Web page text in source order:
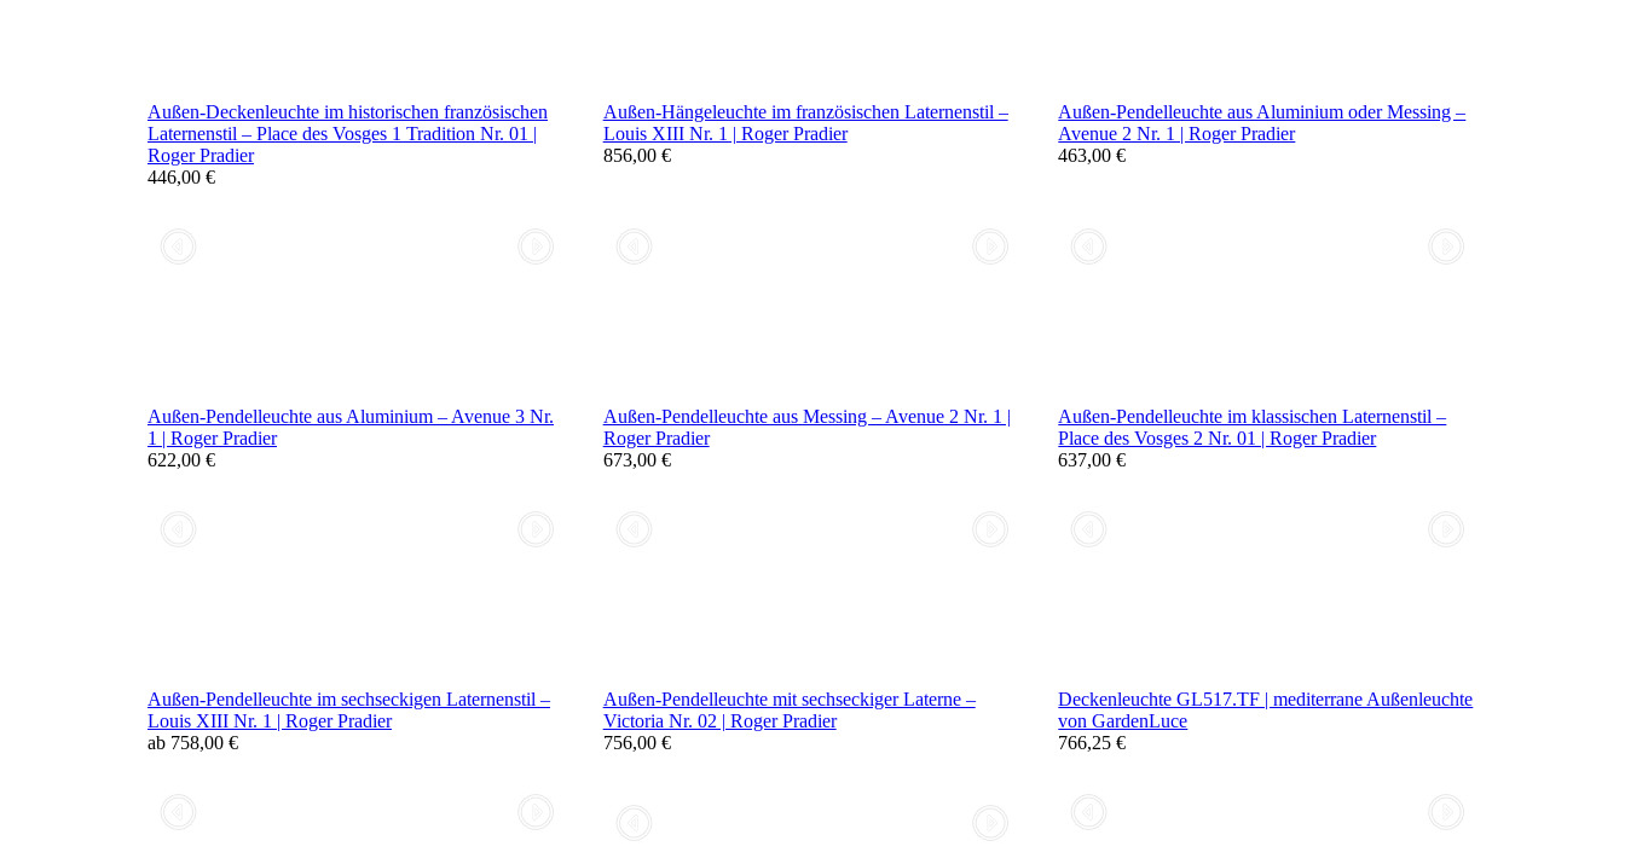
Außen-Deckenleuchte im historischen französischen
Laternenstil – Place des Vosges 1 Tradition Nr. 01 |
Roger Pradier
446,00 €
Außen-Hängeleuchte im französischen Laternenstil –
Louis XIII Nr. 1 | Roger Pradier
856,00 €
Außen-Pendelleuchte aus Aluminium oder Messing –
Avenue 2 Nr. 1 | Roger Pradier
463,00 €
Außen-Pendelleuchte aus Aluminium – Avenue 3 Nr.
1 | Roger Pradier
622,00 €
Außen-Pendelleuchte aus Messing – Avenue 2 Nr. 1 |
Roger Pradier
673,00 €
Außen-Pendelleuchte im klassischen Laternenstil –
Place des Vosges 2 Nr. 01 | Roger Pradier
637,00 €
Außen-Pendelleuchte im sechseckigen Laternenstil –
Louis XIII Nr. 1 | Roger Pradier
ab 758,00 €
Außen-Pendelleuchte mit sechseckiger Laterne –
Victoria Nr. 02 | Roger Pradier
756,00 €
Deckenleuchte GL517.TF | mediterrane Außenleuchte
von GardenLuce
766,25 €